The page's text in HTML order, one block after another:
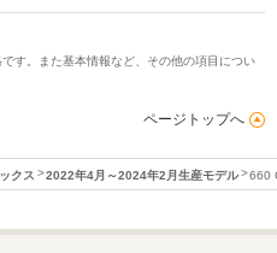
す。また基本情報など、その他の項目につい
ページトップへ
クス 2022年4月～2024年2月生産モデル 660